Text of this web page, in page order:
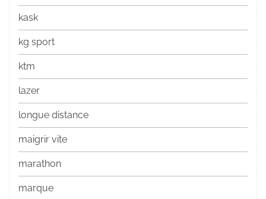
kask
kg sport
ktm
lazer
longue distance
maigrir vite
marathon
marque